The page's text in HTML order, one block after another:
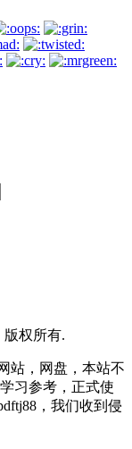
版权所有.
站，网盘，本站不
习参考，正式使
，我们收到侵